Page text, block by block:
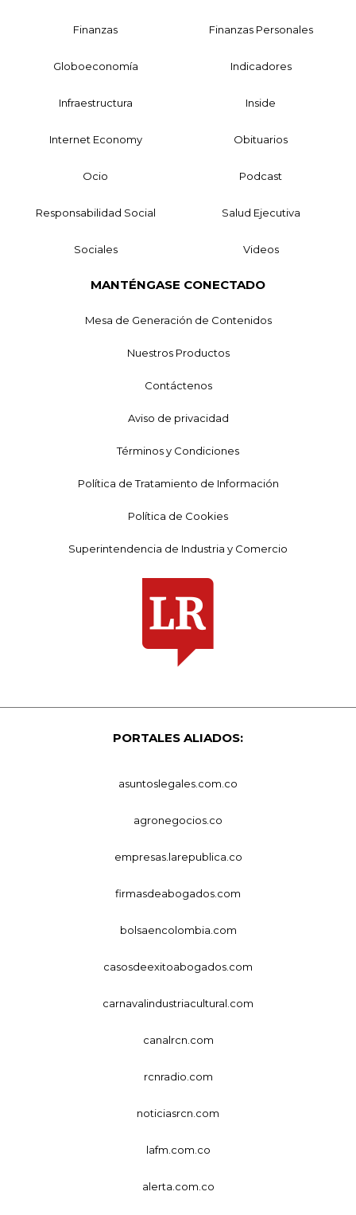
Finanzas Finanzas Personales
Globoeconomía Indicadores
Infraestructura Inside
Internet Economy Obituarios
Ocio Podcast
Responsabilidad Social Salud Ejecutiva
Sociales Videos
MANTÉNGASE CONECTADO
Mesa de Generación de Contenidos
Nuestros Productos
Contáctenos
Aviso de privacidad
Términos y Condiciones
Política de Tratamiento de Información
Política de Cookies
Superintendencia de Industria y Comercio
PORTALES ALIADOS:
asuntoslegales.com.co
agronegocios.co
empresas.larepublica.co
firmasdeabogados.com
bolsaencolombia.com
casosdeexitoabogados.com
carnavalindustriacultural.com
canalrcn.com
rcnradio.com
noticiasrcn.com
lafm.com.co
alerta.com.co